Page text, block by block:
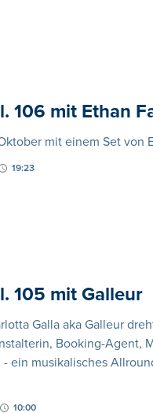
106 mit Ethan
mit einem Set von
19:23
105 mit Galleur
Galla aka Galleur
Booking-Agent,
ein musikalisches
10:00